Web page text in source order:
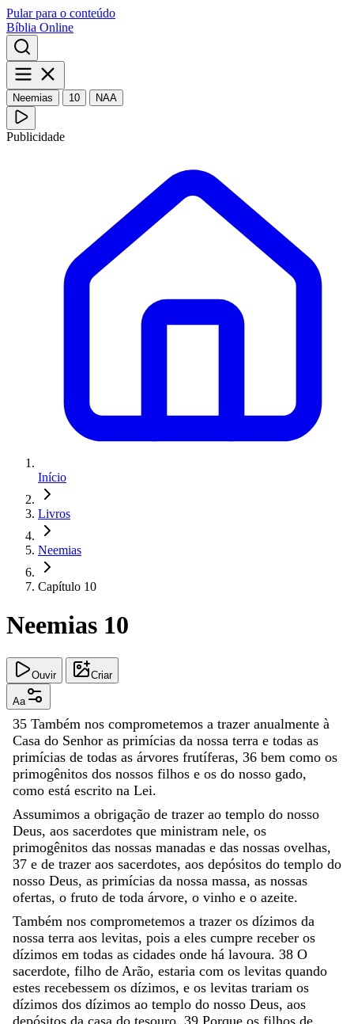
Pular para o conteúdo
Bíblia Online
Neemias 10 NAA
Publicidade
Início
Livros
Neemias
Capítulo 10
Neemias 10
Ouvir Criar
Aa
35 Também nos comprometemos a trazer anualmente à
Casa do Senhor as primícias da nossa terra e todas as
primícias de todas as árvores frutíferas, 36 bem como os
primogênitos dos nossos filhos e os do nosso gado,
como está escrito na Lei.
Assumimos a obrigação de trazer ao templo do nosso
Deus, aos sacerdotes que ministram nele, os
primogênitos das nossas manadas e das nossas ovelhas,
37 e de trazer aos sacerdotes, aos depósitos do templo do
nosso Deus, as primícias da nossa massa, as nossas
ofertas, o fruto de toda árvore, o vinho e o azeite.
Também nos comprometemos a trazer os dízimos da
nossa terra aos levitas, pois a eles cumpre receber os
dízimos em todas as cidades onde há lavoura. 38 O
sacerdote, filho de Arão, estaria com os levitas quando
estes recebessem os dízimos, e os levitas trariam os
dízimos dos dízimos ao templo do nosso Deus, aos
depósitos da casa do tesouro. 39 Porque os filhos de